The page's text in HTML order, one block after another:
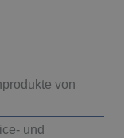
von
und